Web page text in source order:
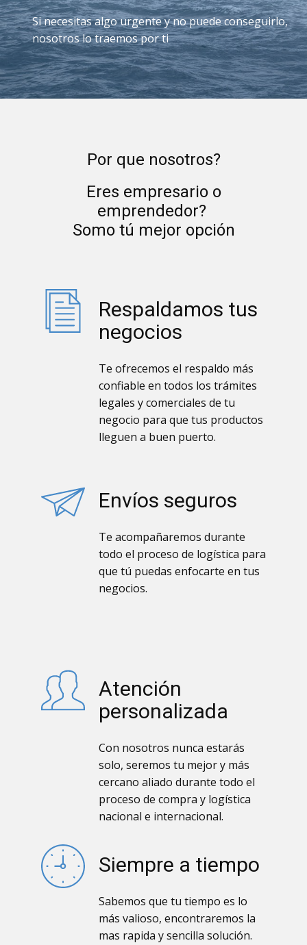
Si necesitas algo urgente y no puede conseguirlo,
nosotros lo traemos por ti
Por que nosotros?
Eres empresario o
emprendedor?
Somo tú mejor opción
Respaldamos tus
negocios
Te ofrecemos el respaldo más
confiable en todos los trámites
legales y comerciales de tu
negocio para que tus productos
lleguen a buen puerto.
Envíos seguros
Te acompañaremos durante
todo el proceso de logística para
que tú puedas enfocarte en tus
negocios.
Atención
personalizada
Con nosotros nunca estarás
solo, seremos tu mejor y más
cercano aliado durante todo el
proceso de compra y logística
nacional e internacional.
Siempre a tiempo
Sabemos que tu tiempo es lo
más valioso, encontraremos la
mas rapida y sencilla solución.